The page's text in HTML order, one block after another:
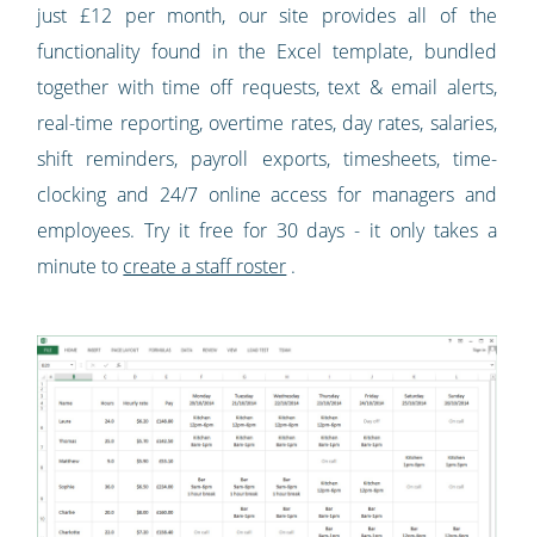
just £12 per month, our site provides all of the
functionality found in the Excel template, bundled
together with time off requests, text & email alerts,
real-time reporting, overtime rates, day rates, salaries,
shift reminders, payroll exports, timesheets, time-
clocking and 24/7 online access for managers and
employees. Try it free for 30 days - it only takes a
minute to create a staff roster .